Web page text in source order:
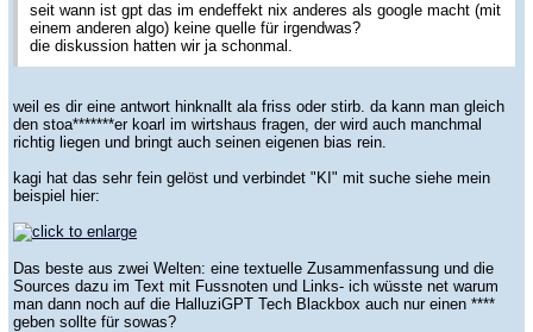
seit wann ist gpt das im endeffekt nix anderes als google macht (mit
einem anderen algo) keine quelle für irgendwas?
die diskussion hatten wir ja schonmal.
weil es dir eine antwort hinknallt ala friss oder stirb. da kann man gleich
den stoa*******er koarl im wirtshaus fragen, der wird auch manchmal
richtig liegen und bringt auch seinen eigenen bias rein.
kagi hat das sehr fein gelöst und verbindet "KI" mit suche siehe mein
beispiel hier:
Das beste aus zwei Welten: eine textuelle Zusammenfassung und die
Sources dazu im Text mit Fussnoten und Links- ich wüsste net warum
man dann noch auf die HalluziGPT Tech Blackbox auch nur einen ****
geben sollte für sowas?